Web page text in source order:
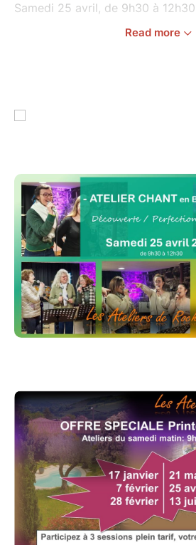
Samedi 25 avril, de 9h30 à 12h30
chant solo
Pour ceux qui prennent des
qui ont envie de partager
d’autres chanteurs
Adultes et ados à partir de
(accompagnés)
Quoi ?
Des moments
Des chants solo
Du coaching vocal
De la bonne humeur, du
Tous styles de musique :
gospel,… de toutes
Comment ?
Chant au micro dans des
Read more